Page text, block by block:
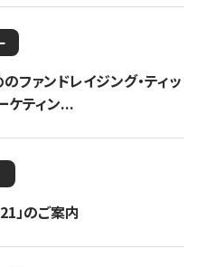
のファンドレイジング・ティッ
ケティン...
」のご案内